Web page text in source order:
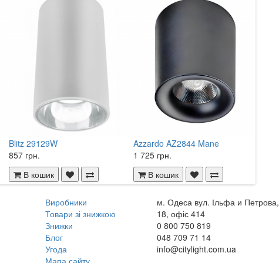
Blitz 29129W
857 грн.
В кошик
Azzardo AZ2844 Mane
1 725 грн.
В кошик
Виробники
Товари зі знижкою
Знижки
Блог
Угода
м. Одеса вул. Ільфа и Петрова,
18, офіс 414
0 800 750 819
048 709 71 14
info@citylight.com.ua